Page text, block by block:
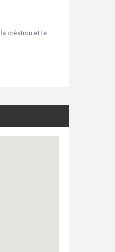
création et le